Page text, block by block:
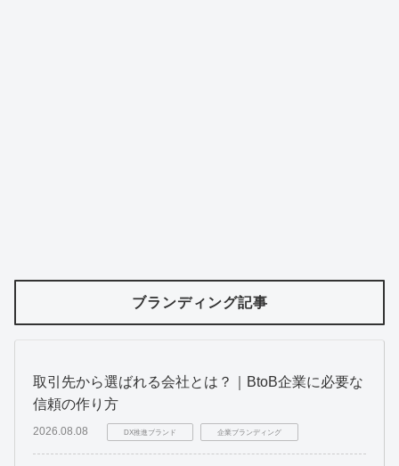
ブランディング記事
取引先から選ばれる会社とは？｜BtoB企業に必要な
信頼の作り方
2026.08.08 DX推進ブランド 企業ブランディング